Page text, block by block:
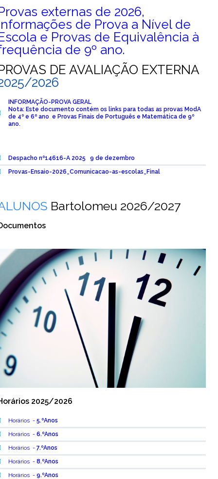
externas de 2026,
de Prova a Nível de
e Provas de Equivalência à
de 9º ano.
DE AVALIAÇÃO EXTERNA
2026
INFORMAÇÃO-PROVA GERAL
Nota: Este documento contém os links para todas as provas ModA
de 4º e 6º ano e Provas Finais de Português e Matemática de 9º
ano.
Despacho nº14616-A 2025 9 de dezembro
Provas-Ensaio-2026_Comunicacao-as-escolas_Final
Bartolomeu 2026/2027
2025/2026
Horários - 5.ºAnos
Horários - 6.ºAnos
Horários - 7.ºAnos
Horários - 8.ºAnos
Horários - 9.ºAnos